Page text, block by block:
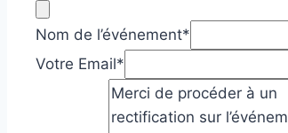
Nom de l’événement*
Votre Email*